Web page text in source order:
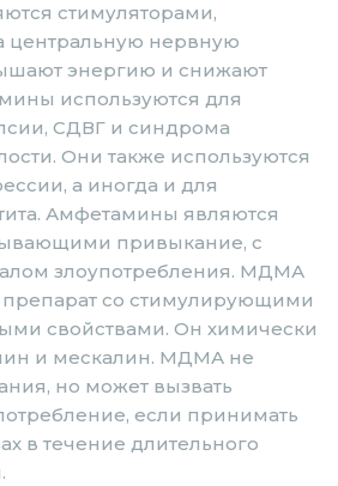
стимуляторами,
нервную
энергию и снижают
используются для
СДВГ и синдрома
Они также используются
а иногда и для
Амфетамины являются
привыкание, с
злоупотребления. МДМА
со стимулирующими
свойствами. Он химически
и мескалин. МДМА не
но может вызвать
если принимать
в течение длительного